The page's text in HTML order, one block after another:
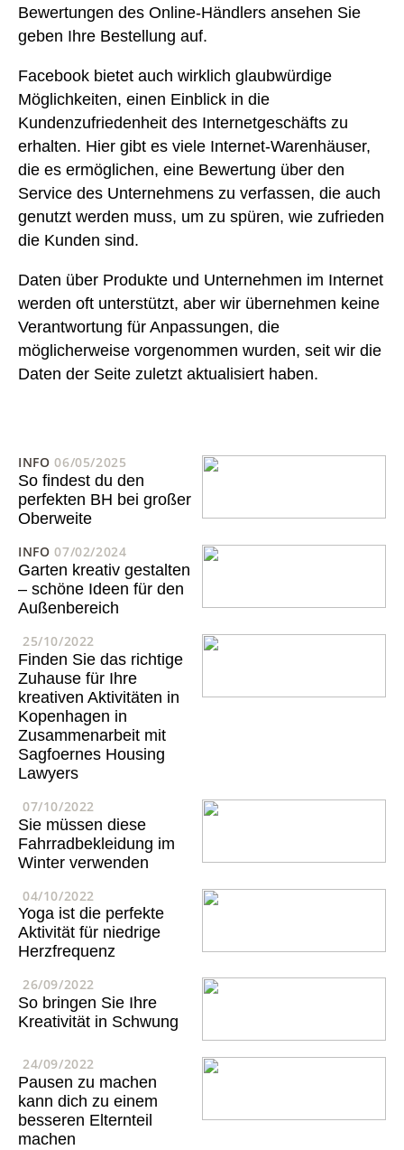
Bewertungen des Online-Händlers ansehen Sie
geben Ihre Bestellung auf.
Facebook bietet auch wirklich glaubwürdige
Möglichkeiten, einen Einblick in die
Kundenzufriedenheit des Internetgeschäfts zu
erhalten. Hier gibt es viele Internet-Warenhäuser,
die es ermöglichen, eine Bewertung über den
Service des Unternehmens zu verfassen, die auch
genutzt werden muss, um zu spüren, wie zufrieden
die Kunden sind.
Daten über Produkte und Unternehmen im Internet
werden oft unterstützt, aber wir übernehmen keine
Verantwortung für Anpassungen, die
möglicherweise vorgenommen wurden, seit wir die
Daten der Seite zuletzt aktualisiert haben.
INFO 06/05/2025
So findest du den
perfekten BH bei großer
Oberweite
INFO 07/02/2024
Garten kreativ gestalten
– schöne Ideen für den
Außenbereich
25/10/2022
Finden Sie das richtige
Zuhause für Ihre
kreativen Aktivitäten in
Kopenhagen in
Zusammenarbeit mit
Sagfoernes Housing
Lawyers
07/10/2022
Sie müssen diese
Fahrradbekleidung im
Winter verwenden
04/10/2022
Yoga ist die perfekte
Aktivität für niedrige
Herzfrequenz
26/09/2022
So bringen Sie Ihre
Kreativität in Schwung
24/09/2022
Pausen zu machen
kann dich zu einem
besseren Elternteil
machen